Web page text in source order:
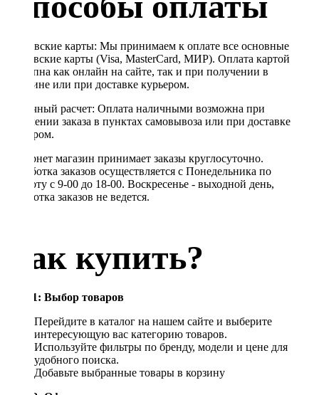
Банковские карты: Мы принимаем к оплате все основные
банковские карты (Visa, MasterCard, МИР). Оплата картой
доступна как онлайн на сайте, так и при получении в
магазине или при доставке курьером.
Наличный расчет: Оплата наличными возможна при
получении заказа в пунктах самовывоза или при доставке
курьером.
Интернет магазин принимает заказы круглосуточно.
Обработка заказов осуществляется с Понедельника по
Субботу с 9-00 до 18-00. Воскресенье - выходной день,
обработка заказов не ведется.
Как купить?
Шаг 1: Выбор товаров
Перейдите в каталог на нашем сайте и выберите
интересующую вас категорию товаров.
Используйте фильтры по бренду, модели и цене для
удобного поиска.
Добавьте выбранные товары в корзину